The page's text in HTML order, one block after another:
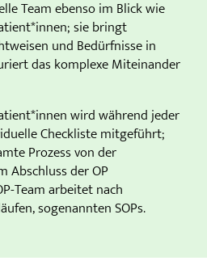
Team ebenso im Blick wie
sie bringt
und Bedürfnisse in
das komplexe Miteinander
wird während jeder
Checkliste mitgeführt;
Prozess von der
Abschluss der OP
Team arbeitet nach
sogenannten SOPs.